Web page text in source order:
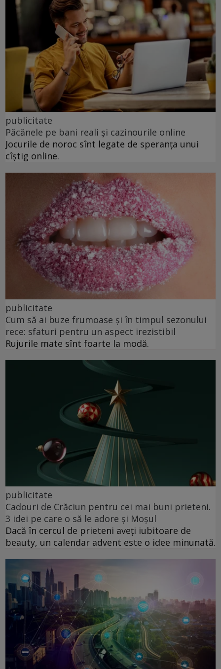
publicitate
Păcănele pe bani reali și cazinourile online
Jocurile de noroc sînt legate de speranța unui
cîștig online.
publicitate
Cum să ai buze frumoase şi în timpul sezonului
rece: sfaturi pentru un aspect irezistibil
Rujurile mate sînt foarte la modă.
publicitate
Cadouri de Crăciun pentru cei mai buni prieteni.
3 idei pe care o să le adore și Moșul
Dacă în cercul de prieteni aveți iubitoare de
beauty, un calendar advent este o idee minunată.